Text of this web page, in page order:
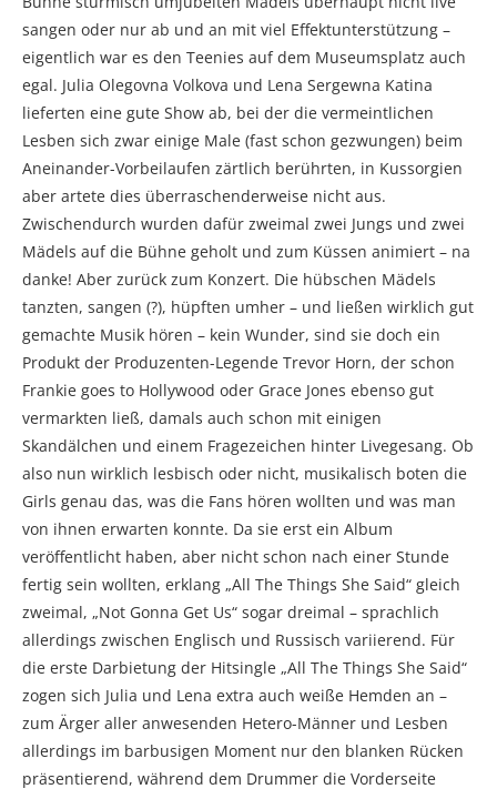
sangen oder nur ab und an mit viel Effektunterstützung –
eigentlich war es den Teenies auf dem Museumsplatz auch
egal. Julia Olegovna Volkova und Lena Sergewna Katina
lieferten eine gute Show ab, bei der die vermeintlichen
Lesben sich zwar einige Male (fast schon gezwungen) beim
Aneinander-Vorbeilaufen zärtlich berührten, in Kussorgien
aber artete dies überraschenderweise nicht aus.
Zwischendurch wurden dafür zweimal zwei Jungs und zwei
Mädels auf die Bühne geholt und zum Küssen animiert – na
danke! Aber zurück zum Konzert. Die hübschen Mädels
tanzten, sangen (?), hüpften umher – und ließen wirklich gut
gemachte Musik hören – kein Wunder, sind sie doch ein
Produkt der Produzenten-Legende Trevor Horn, der schon
Frankie goes to Hollywood oder Grace Jones ebenso gut
vermarkten ließ, damals auch schon mit einigen
Skandälchen und einem Fragezeichen hinter Livegesang. Ob
also nun wirklich lesbisch oder nicht, musikalisch boten die
Girls genau das, was die Fans hören wollten und was man
von ihnen erwarten konnte. Da sie erst ein Album
veröffentlicht haben, aber nicht schon nach einer Stunde
fertig sein wollten, erklang „All The Things She Said“ gleich
zweimal, „Not Gonna Get Us“ sogar dreimal – sprachlich
allerdings zwischen Englisch und Russisch variierend. Für
die erste Darbietung der Hitsingle „All The Things She Said“
zogen sich Julia und Lena extra auch weiße Hemden an –
zum Ärger aller anwesenden Hetero-Männer und Lesben
allerdings im barbusigen Moment nur den blanken Rücken
präsentierend, während dem Drummer die Vorderseite